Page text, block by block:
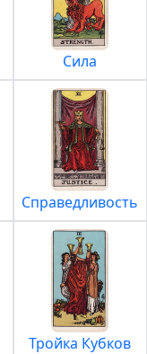
Сила
Справедливость
Тройка Кубков